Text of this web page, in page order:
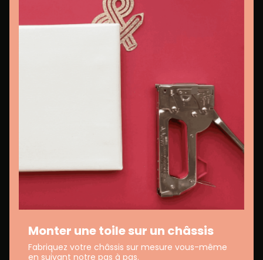
Monter une toile sur un châssis
Fabriquez votre châssis sur mesure vous-même
en suivant notre pas à pas.